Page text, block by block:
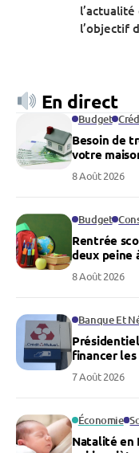
l’objectif
En direct
Budget
Besoin de
votre
8 Août 2026
Budget
Rentrée
deux peine
8 Août 2026
Banque Et
financer
7 Août 2026
Économie
Natalité en